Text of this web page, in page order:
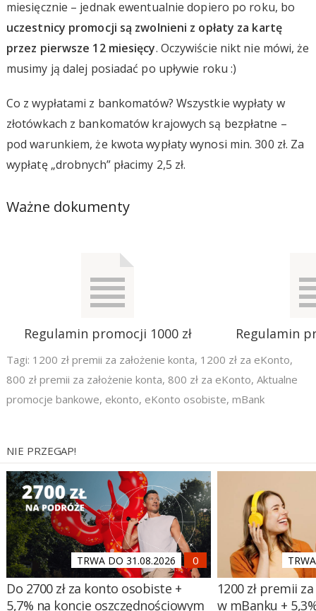
miesięcznie – jednak ewentualnie dopiero po roku, bo
uczestnicy promocji są zwolnieni z opłaty za kartę
przez pierwsze 12 miesięcy. Oczywiście nikt nie mówi, że
musimy ją dalej posiadać po upływie roku :)
Co z wypłatami z bankomatów? Wszystkie wypłaty w
złotówkach z bankomatów krajowych są bezpłatne –
pod warunkiem, że kwota wypłaty wynosi min. 300 zł. Za
wypłatę „drobnych” płacimy 2,5 zł.
Ważne dokumenty
Regulamin promocji 1000 zł Regulamin
Tagi: 1200 zł premii za założenie konta, 1200 zł za eKonto,
800 zł premii za założenie konta, 800 zł za eKonto, Aktualne
promocje bankowe, ekonto, eKonto osobiste, mBank
NIE PRZEGAP!
TRWA DO 31.08.2026
Do 2700 zł za konto osobiste +
5,7% na koncie oszczędnościowym
1200 zł premii
w mBanku +